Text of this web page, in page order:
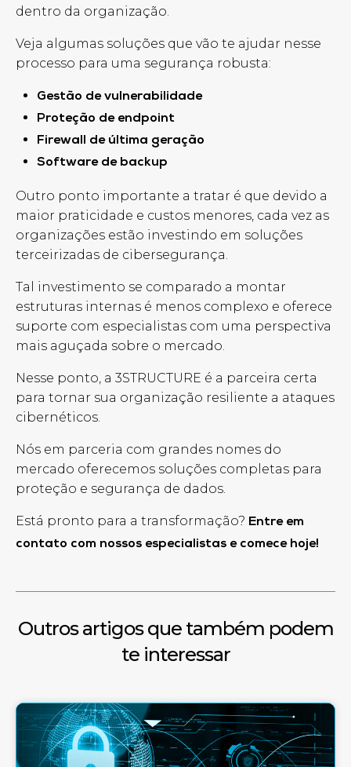
dentro da organização.
Veja algumas soluções que vão te ajudar nesse
processo para uma segurança robusta:
Gestão de vulnerabilidade
Proteção de endpoint
Firewall de última geração
Software de backup
Outro ponto importante a tratar é que devido a
maior praticidade e custos menores, cada vez as
organizações estão investindo em soluções
terceirizadas de cibersegurança.
Tal investimento se comparado a montar
estruturas internas é menos complexo e oferece
suporte com especialistas com uma perspectiva
mais aguçada sobre o mercado.
Nesse ponto, a 3STRUCTURE é a parceira certa
para tornar sua organização resiliente a ataques
cibernéticos.
Nós em parceria com grandes nomes do
mercado oferecemos soluções completas para
proteção e segurança de dados.
Está pronto para a transformação? Entre em
contato com nossos especialistas e comece hoje!
Outros artigos que também podem
te interessar